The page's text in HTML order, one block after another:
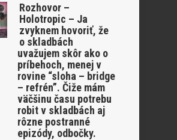
Rozhovor –
Holotropic – Ja
zvyknem hovoriť, že
o skladbách
uvažujem skôr ako o
príbehoch, menej v
rovine “sloha – bridge
– refrén”. Čiže mám
väčšinu času potrebu
robit v skladbách aj
rôzne postranné
epizódy, odbočky.